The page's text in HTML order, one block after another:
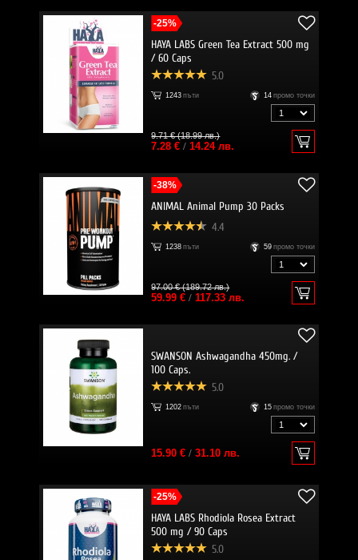
-25%
HAYA LABS Green Tea Extract 500 mg
/ 60 Caps
5.0
1243 пъти 14 промо точки
9.71 € (18.99 лв.)
7.28 €/ 14.24 лв.
-38%
ANIMAL Animal Pump 30 Packs
4.4
1238 пъти 59 промо точки
97.00 € (189.72 лв.)
59.99 €/ 117.33 лв.
SWANSON Ashwagandha 450mg. /
100 Caps.
5.0
1202 пъти 15 промо точки
15.90 €/ 31.10 лв.
-25%
HAYA LABS Rhodiola Rosea Extract
500 mg / 90 Caps
5.0